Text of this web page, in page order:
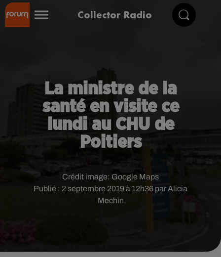
Collector Radio
La ministre de la
santé en visite ce
lundi au CHU de
Poitiers
Publié : 2 septembre 2019 à 12h36 par Alicia
Mechin
Crédit image: Google Maps